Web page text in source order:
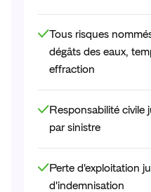
Tous risques
dégâts des eaux,
effraction
Responsabilité civile
par sinistre
Perte d'exploitation
d'indemnisation